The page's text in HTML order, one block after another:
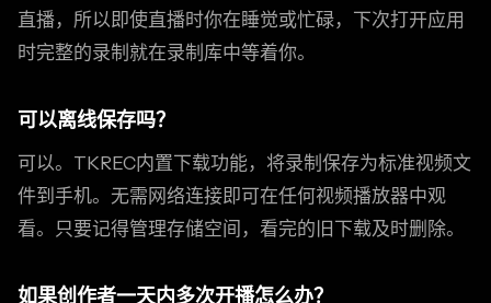
直播，所以即使直播时你在睡觉或忙碌，下次打开应用
时完整的录制就在录制库中等着你。
可以离线保存吗？
可以。TKREC内置下载功能，将录制保存为标准视频文
件到手机。无需网络连接即可在任何视频播放器中观
看。只要记得管理存储空间，看完的旧下载及时删除。
如果创作者一天内多次开播怎么办？